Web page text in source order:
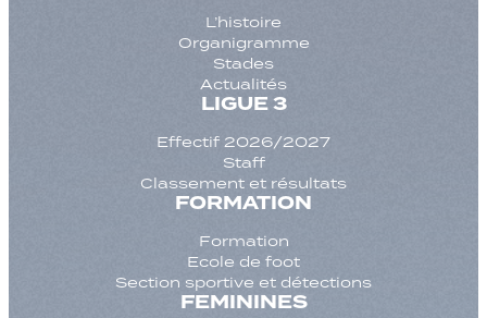
L’histoire
Organigramme
Stades
Actualités
LIGUE 3
Effectif 2026/2027
Staff
Classement et résultats
FORMATION
Formation
Ecole de foot
Section sportive et détections
FEMININES